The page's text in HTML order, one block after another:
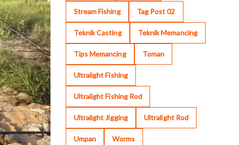
Stream Fishing Tag Post 02
Teknik Casting Teknik Memancing
Tips Memancing Toman
Ultralight Fishing
Ultralight Fishing Rod
Ultralight Jigging Ultralight Rod
Umpan Worms